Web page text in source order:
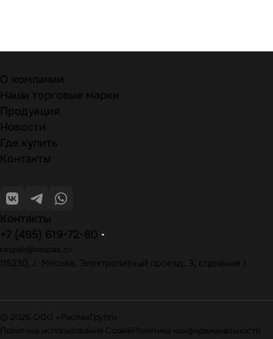
О компании
Наши торговые марки
Продукция
Новости
Где купить
Контакты
Контакты
+7 (495) 619-72-80
raspak@raspak.ru
115230, г. Москва, Электролитный проезд, 3, строение 1
© 2026 ООО «РаспакГрупп»
Политика использования CookieПолитика конфиденциальности